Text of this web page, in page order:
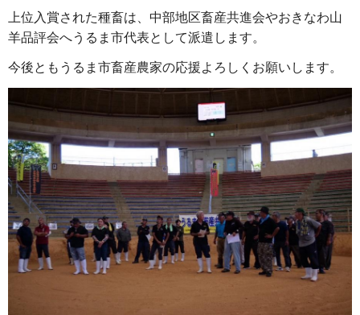
上位入賞された種畜は、中部地区畜産共進会やおきなわ山
羊品評会へうるま市代表として派遣します。
今後ともうるま市畜産農家の応援よろしくお願いします。